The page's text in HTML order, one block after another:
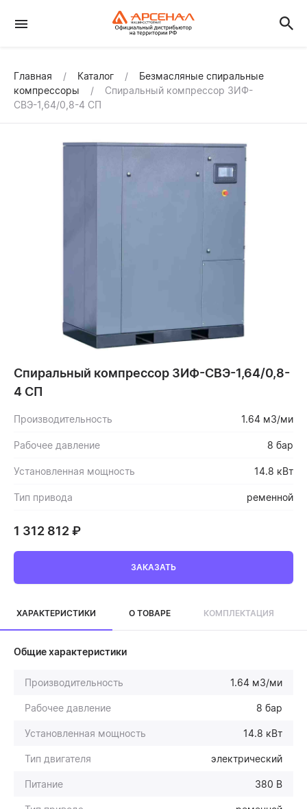
Главная Каталог
Безмасляные спиральные
компрессоры
Спиральный компрессор ЗИФ-
СВЭ-1,64/0,8-4 СП
Спиральный компрессор ЗИФ-СВЭ-1,64/0,8-
4 СП
Производительность 1.64 м3/ми
Рабочее давление 8 бар
Установленная мощность 14.8 кВт
Тип привода ременной
1 312 812₽
ЗАКАЗАТЬ
ХАРАКТЕРИСТИКИ О ТОВАРЕ КОМПЛЕКТАЦИЯ
Общие характеристики
Производительность 1.64 м3/ми
Рабочее давление 8 бар
Установленная мощность 14.8 кВт
Тип двигателя электрический
Питание 380 В